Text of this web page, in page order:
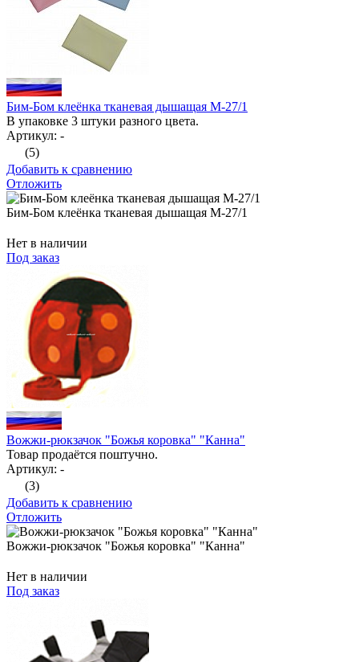
Бим-Бом клеёнка тканевая дышащая М-27/1
В упаковке 3 штуки разного цвета.
Артикул: -
(5)
Добавить к сравнению
Отложить
Бим-Бом клеёнка тканевая дышащая М-27/1
Нет в наличии
Под заказ
Вожжи-рюкзачок "Божья коровка" "Канна"
Товар продаётся поштучно.
Артикул: -
(3)
Добавить к сравнению
Отложить
Вожжи-рюкзачок "Божья коровка" "Канна"
Нет в наличии
Под заказ